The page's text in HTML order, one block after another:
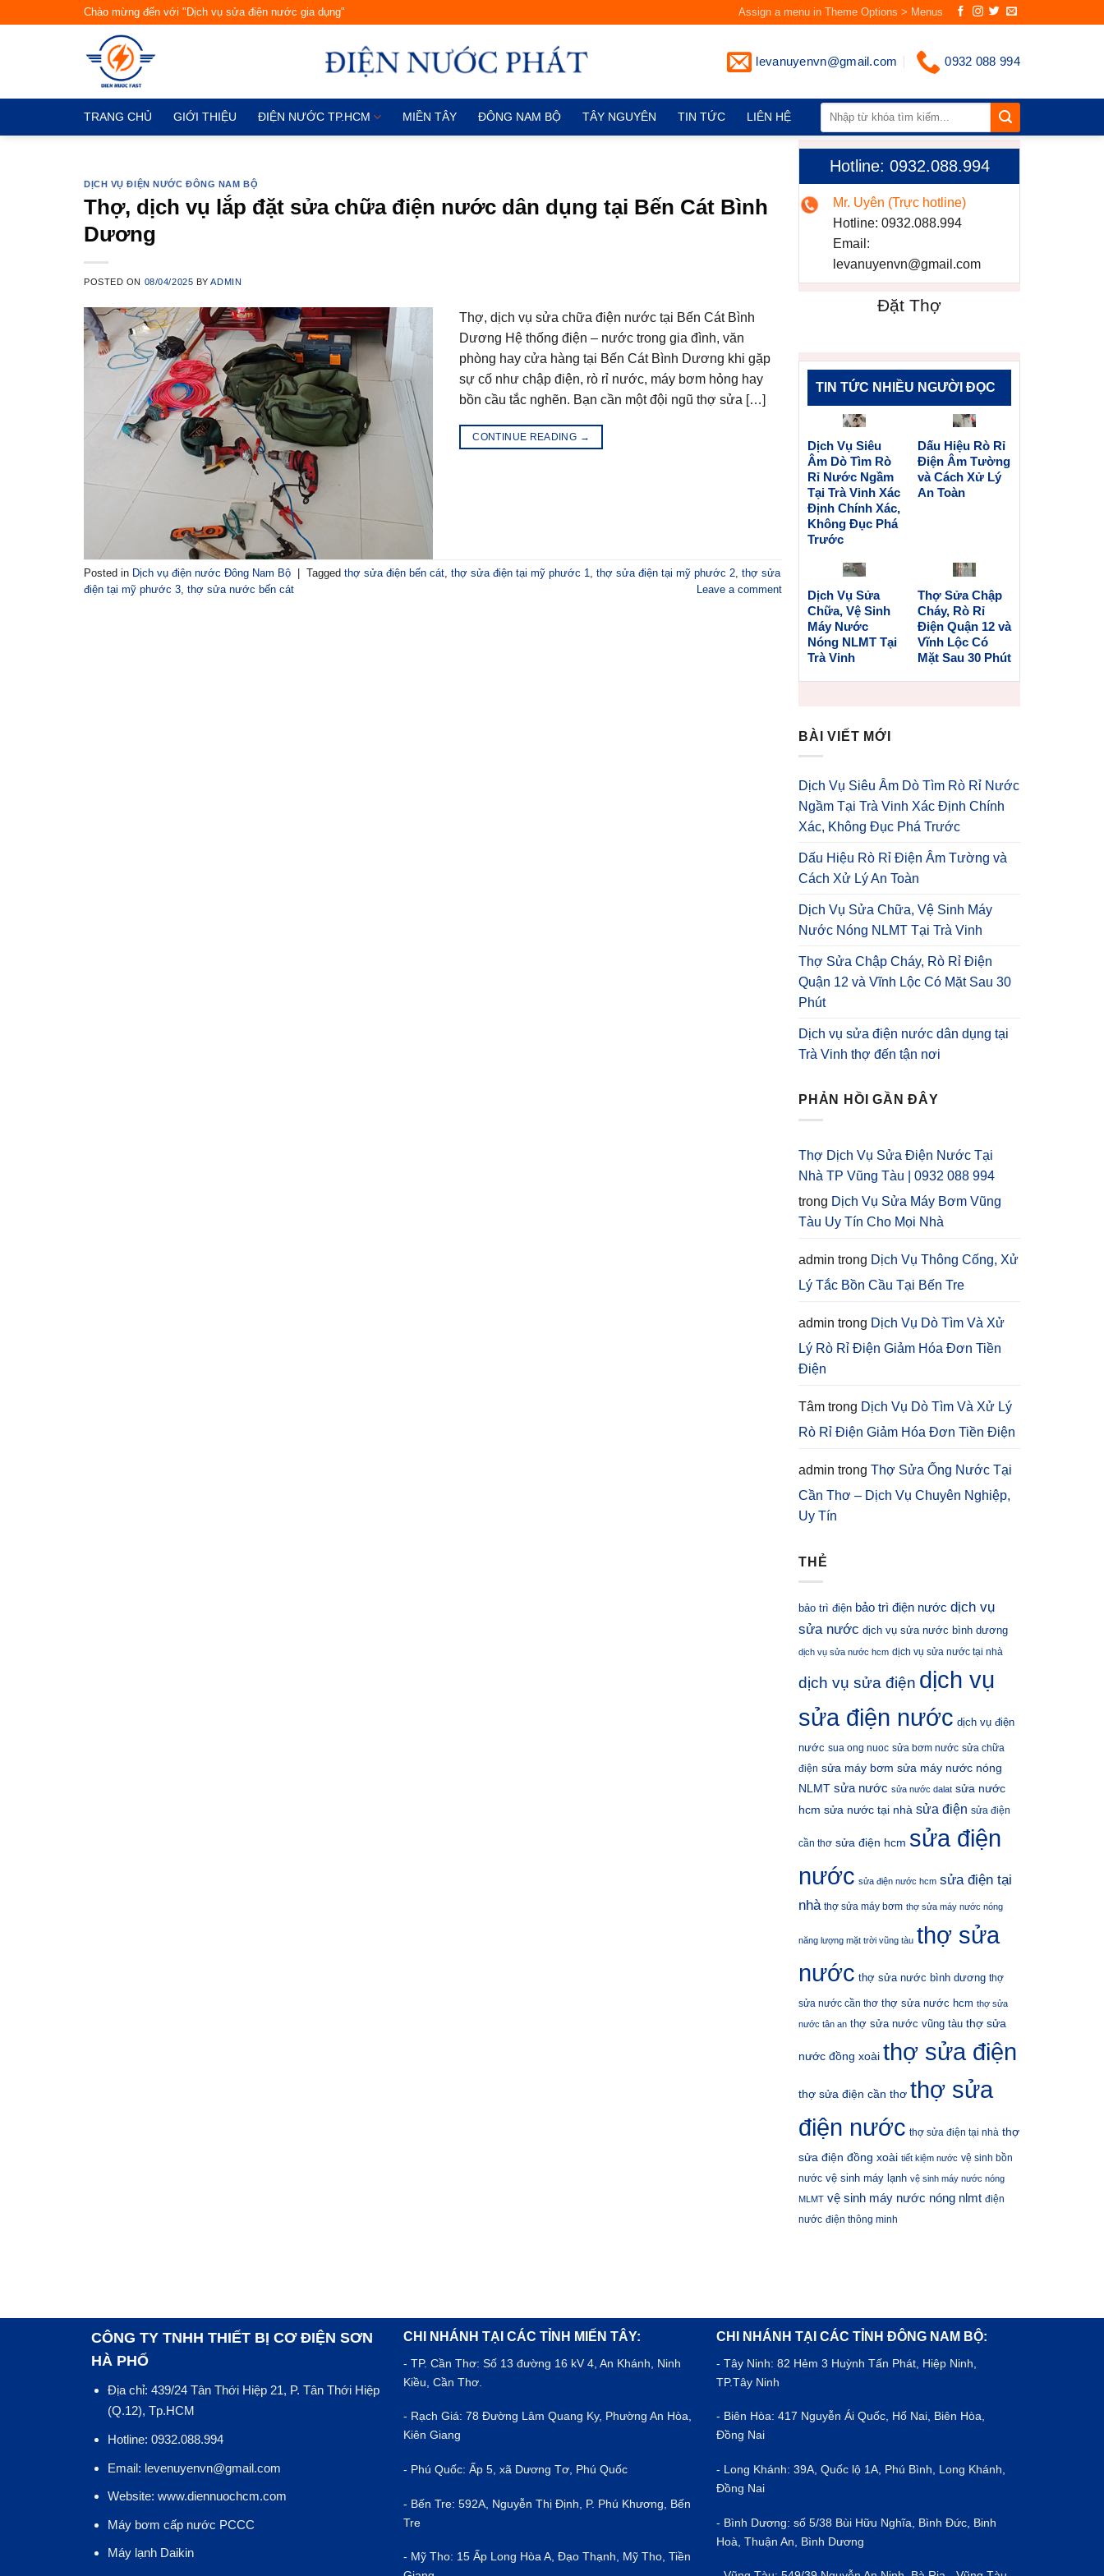
Chào mừng đến với "Dịch vụ sửa điện nước gia dụng" Assign a menu in Theme Options > Menus
levanuyenvn@gmail.com 0932 088 994
TRANG CHỦ GIỚI THIỆU ĐIỆN NƯỚC TP.HCM MIỀN TÂY ĐÔNG NAM BỘ TÂY NGUYÊN TIN TỨC LIÊN HỆ
DỊCH VỤ ĐIỆN NƯỚC ĐÔNG NAM BỘ
Thợ, dịch vụ lắp đặt sửa chữa điện nước dân dụng tại Bến Cát Bình
Dương
POSTED ON 08/04/2025 BYADMIN
Thợ, dịch vụ sửa chữa điện nước tại Bến Cát Bình
Dương Hệ thống điện – nước trong gia đình, văn
phòng hay cửa hàng tại Bến Cát Bình Dương khi gặp
sự cố như chập điện, rò rỉ nước, máy bơm hỏng hay
bồn cầu tắc nghẽn. Bạn cần một đội ngũ thợ sửa […]
CONTINUE READING →
Posted in Dịch vụ điện nước Đông Nam Bộ Tagged thợ sửa điện bến cát, thợ sửa điện tại mỹ phước 1, thợ sửa điện tại mỹ phước 2, thợ sửa
điện tại mỹ phước 3, thợ sửa nước bến cát Leave a comment
Hotline: 0932.088.994
Mr. Uyên (Trực hotline)
Hotline: 0932.088.994
Email:
levanuyenvn@gmail.com
Đặt Thợ
TIN TỨC NHIỀU NGƯỜI ĐỌC
Dịch Vụ Siêu
Âm Dò Tìm Rò
Rỉ Nước Ngầm
Tại Trà Vinh Xác
Định Chính Xác,
Không Đục Phá
Trước
Dấu Hiệu Rò Rỉ
Điện Âm Tường
và Cách Xử Lý
An Toàn
Dịch Vụ Sửa
Chữa, Vệ Sinh
Máy Nước
Nóng NLMT Tại
Trà Vinh
Thợ Sửa Chập
Cháy, Rò Rỉ
Điện Quận 12 và
Vĩnh Lộc Có
Mặt Sau 30 Phút
BÀI VIẾT MỚI
Dịch Vụ Siêu Âm Dò Tìm Rò Rỉ Nước
Ngầm Tại Trà Vinh Xác Định Chính
Xác, Không Đục Phá Trước
Dấu Hiệu Rò Rỉ Điện Âm Tường và
Cách Xử Lý An Toàn
Dịch Vụ Sửa Chữa, Vệ Sinh Máy
Nước Nóng NLMT Tại Trà Vinh
Thợ Sửa Chập Cháy, Rò Rỉ Điện
Quận 12 và Vĩnh Lộc Có Mặt Sau 30
Phút
Dịch vụ sửa điện nước dân dụng tại
Trà Vinh thợ đến tận nơi
PHẢN HỒI GẦN ĐÂY
Thợ Dịch Vụ Sửa Điện Nước Tại
Nhà TP Vũng Tàu | 0932 088 994
trong Dịch Vụ Sửa Máy Bơm Vũng
Tàu Uy Tín Cho Mọi Nhà
admin trong Dịch Vụ Thông Cống, Xử
Lý Tắc Bồn Cầu Tại Bến Tre
admin trong Dịch Vụ Dò Tìm Và Xử
Lý Rò Rỉ Điện Giảm Hóa Đơn Tiền
Điện
Tâm trong Dịch Vụ Dò Tìm Và Xử Lý
Rò Rỉ Điện Giảm Hóa Đơn Tiền Điện
admin trong Thợ Sửa Ống Nước Tại
Cần Thơ – Dịch Vụ Chuyên Nghiệp,
Uy Tín
THẺ
bảo trì điện bảo trì điện nước dịch vụ
sửa nước dịch vụ sửa nước bình dương
dịch vụ sửa nước hcm dịch vụ sửa nước tại nhà
dịch vụ sửa điện dịch vụ
sửa điện nước dịch vụ điện
nước sua ong nuoc sửa bơm nước sửa chữa
điện sửa máy bơm sửa máy nước nóng
NLMT sửa nước sửa nước dalat sửa nước
hcm sửa nước tại nhà sửa điện sửa điện
cần thơ sửa điện hcm sửa điện
nước sửa điện nước hcm sửa điện tại
nhà thợ sửa máy bơm thợ sửa máy nước nóng
năng lượng mặt trời vũng tàu thợ sửa
nước thợ sửa nước bình dương thợ
sửa nước cần thơ thợ sửa nước hcm thợ sửa
nước tân an thợ sửa nước vũng tàu thợ sửa
nước đồng xoài thợ sửa điện
thợ sửa điện cần thơ thợ sửa
điện nước thợ sửa điện tại nhà thợ
sửa điện đồng xoài tiết kiệm nước vệ sinh bồn
nước vệ sinh máy lạnh vệ sinh máy nước nóng
MLMT vệ sinh máy nước nóng nlmt điện
nước điện thông minh
CÔNG TY TNHH THIẾT BỊ CƠ ĐIỆN SƠN
HÀ PHỐ
Địa chỉ: 439/24 Tân Thới Hiệp 21, P. Tân Thới Hiệp
(Q.12), Tp.HCM
Hotline: 0932.088.994
Email: levenuyenvn@gmail.com
Website: www.diennuochcm.com
Máy bơm cấp nước PCCC
Máy lạnh Daikin
CHI NHÁNH TẠI CÁC TỈNH MIẾN TÂY:
- TP.Cần Thơ: Số 13 đường 16 kV 4, An Khánh, Ninh
Kiều, Cần Thơ.
- Rạch Giá: 78 Đường Lâm Quang Ky, Phường An Hòa,
Kiên Giang
- Phú Quốc: Ấp 5, xã Dương Tơ, Phú Quốc
- Bến Tre: 592A, Nguyễn Thị Định, P. Phú Khương, Bến
Tre
- Mỹ Tho: 15 Ấp Long Hòa A, Đạo Thạnh, Mỹ Tho, Tiền
CHI NHÁNH TẠI CÁC TỈNH ĐÔNG NAM BỘ:
- Tây Ninh: 82 Hẻm 3 Huỳnh Tấn Phát, Hiệp Ninh,
TP.Tây Ninh
- Biên Hòa: 417 Nguyễn Ái Quốc, Hố Nai, Biên Hòa,
Đồng Nai
- Long Khánh: 39A, Quốc lộ 1A, Phú Bình, Long Khánh,
Đồng Nai
- Bình Dương: số 5/38 Bùi Hữu Nghĩa, Bình Đức, Binh
Hoà, Thuận An, Bình Dương